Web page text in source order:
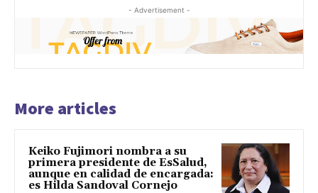
- Advertisement -
More articles
Keiko Fujimori nombra a su
primera presidente de EsSalud,
aunque en calidad de encargada:
es Hilda Sandoval Cornejo